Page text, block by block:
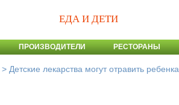
ЕДА И ДЕТИ
ПРОИЗВОДИТЕЛИ РЕСТОРАНЫ
> Детские лекарства могут отравить ребенка